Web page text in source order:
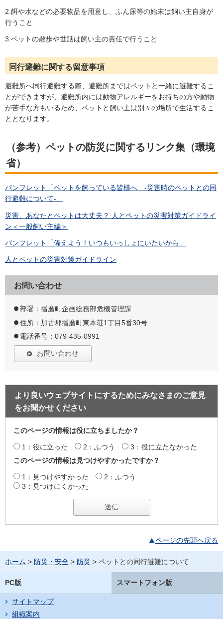
2.餌や水などの必要物品を用意し、ふん尿等の始末は飼い主自身が
行うこと
3.ペットの散歩や世話は飼い主の責任で行うこと
同行避難に関する留意事項
避難所へ同行避難する際、避難所まではペットと一緒に避難するこ
とができますが、避難所内には動物アレルギーをお持ちの方や動物
が苦手な方もいるため、ペットと飼い主は別々の場所で生活するこ
ととなります。
（参考）ペットの防災に関するリンク集（環境
省）
パンフレット「ペットを飼っている皆様へ -災害時のペットとの同
行避難について-」
災害、あなたとペットは大丈夫？ 人とペットの災害対策ガイドライ
ン＜一般飼い主編＞
パンフレット「備えよう！いつもいっしょにいたいから」
人とペットの災害対策ガイドライン
お問い合わせ
部署：播磨町企画総務部危機管理課
住所：加古郡播磨町東本荘1丁目5番30号
電話番号：079-435-0991
お問い合わせ
より良いウェブサイトにするためにみなさまのご意見
をお聞かせください
このページの情報は役に立ちましたか？
1：役に立った 2：ふつう
3：役に立たなかった
このページの情報は見つけやすかったですか？
1：見つけやすかった
2：ふつう
3：見つけにくかった
ページの先頭へ戻る
ホーム > 防災・安全 > 防災 > ペットとの同行避難について
PC版 スマートフォン版
サイトマップ
組織案内